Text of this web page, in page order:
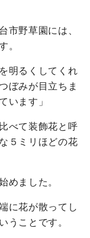
市野草園には、
。
明るくしてくれ
ぼみが目立ちま
います」
べて装飾花と呼
５ミリほどの花
めました。
に花が散ってし
うことです。